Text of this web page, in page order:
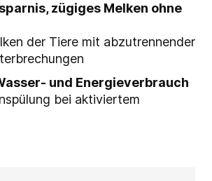
zügiges Melken ohne
der Tiere mit abzutrennender
und Energieverbrauch
bei aktiviertem